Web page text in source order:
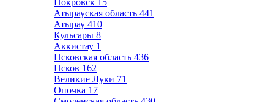
Покровск 15
Атырауская область 441
Атырау 410
Кульсары 8
Аккистау 1
Псковская область 436
Псков 162
Великие Луки 71
Опочка 17